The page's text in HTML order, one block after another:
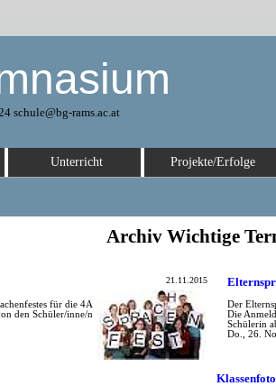
schule@bg-rams.ac.at
Unterricht Projekte/Erfolge
Archiv Wichtige
21.11.2015
für die 4A
den Schüler/inne/n
Der
Die
Schülerin
Do., 26.